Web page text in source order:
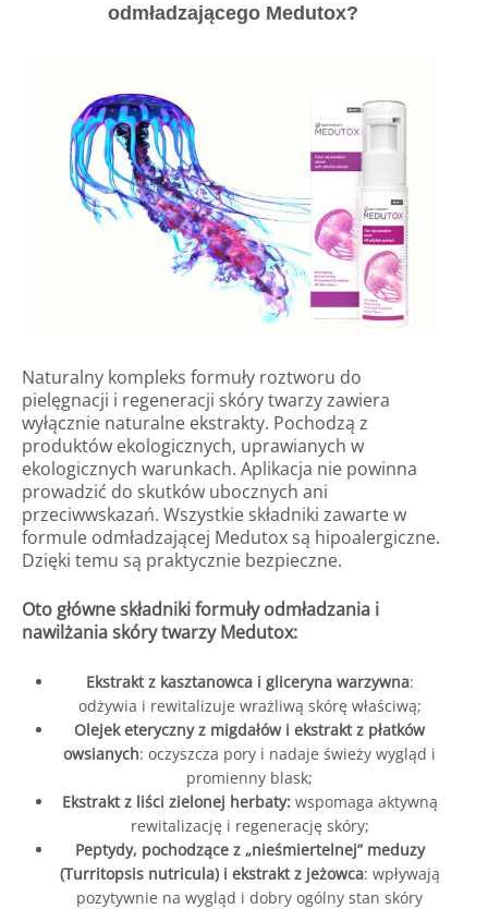
odmładzającego Medutox?
Naturalny kompleks formuły roztworu do
pielęgnacji i regeneracji skóry twarzy zawiera
wyłącznie naturalne ekstrakty. Pochodzą z
produktów ekologicznych, uprawianych w
ekologicznych warunkach. Aplikacja nie powinna
prowadzić do skutków ubocznych ani
przeciwwskazań. Wszystkie składniki zawarte w
formule odmładzającej Medutox są hipoalergiczne.
Dzięki temu są praktycznie bezpieczne.
Oto główne składniki formuły odmładzania i
nawilżania skóry twarzy Medutox:
Ekstrakt z kasztanowca i gliceryna warzywna:
odżywia i rewitalizuje wrażliwą skórę właściwą;
Olejek eteryczny z migdałów i ekstrakt z płatków
owsianych: oczyszcza pory i nadaje świeży wygląd i
promienny blask;
Ekstrakt z liści zielonej herbaty:wspomaga aktywną
rewitalizację i regenerację skóry;
Peptydy, pochodzące z „nieśmiertelnej” meduzy
(Turritopsis nutricula) i ekstrakt z jeżowca: wpływają
pozytywnie na wygląd i dobry ogólny stan skóry